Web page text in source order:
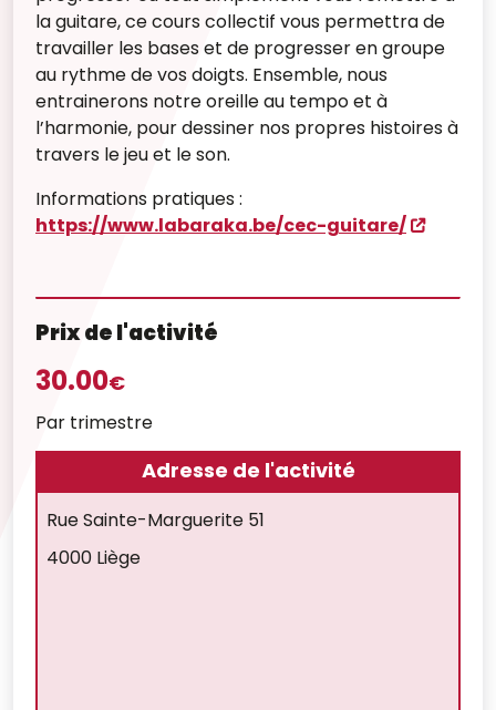
la guitare, ce cours collectif vous permettra de
travailler les bases et de progresser en groupe
au rythme de vos doigts. Ensemble, nous
entrainerons notre oreille au tempo et à
l’harmonie, pour dessiner nos propres histoires à
travers le jeu et le son.
Informations pratiques :
https://www.labaraka.be/cec-guitare/
Prix de l'activité
30.00€
Par trimestre
Adresse de l'activité
Rue Sainte-Marguerite 51
4000 Liège